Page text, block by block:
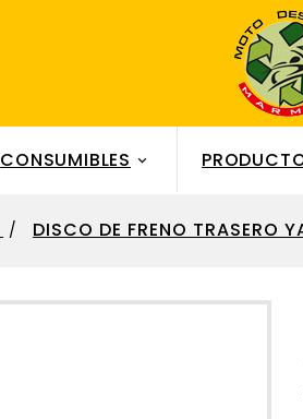

CONSUMIBLES
DISCO DE FRENO